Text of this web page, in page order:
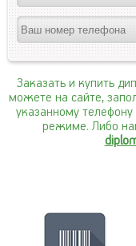
Заказать и купить
можете на сайте,
указанному телефону
режиме. Либо